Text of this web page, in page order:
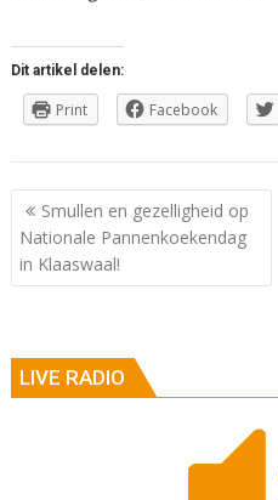
Dit artikel delen:
Print Facebook
Berichtnavigatie
Smullen en gezelligheid op
Nationale Pannenkoekendag
in Klaaswaal!
LIVE RADIO